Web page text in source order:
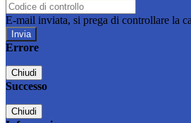
E-mail inviata, si prega di controllare la
Errore
Chiudi
Successo
Chiudi